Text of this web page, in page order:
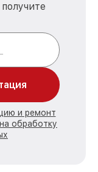
и ремонт
обработку